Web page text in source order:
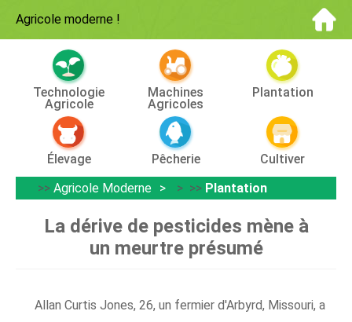
Agricole moderne !
Technologie
Agricole
Machines
Agricoles
Plantation
Élevage Pêcherie
Cultiver
>> Agricole Moderne > >> Plantation
La dérive de pesticides mène à
un meurtre présumé
Allan Curtis Jones, 26, un fermier d'Arbyrd, Missouri, a